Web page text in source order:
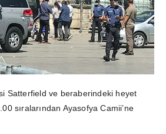
Satterfield ve beraberindeki heyet
sıralarından Ayasofya Camii’ne